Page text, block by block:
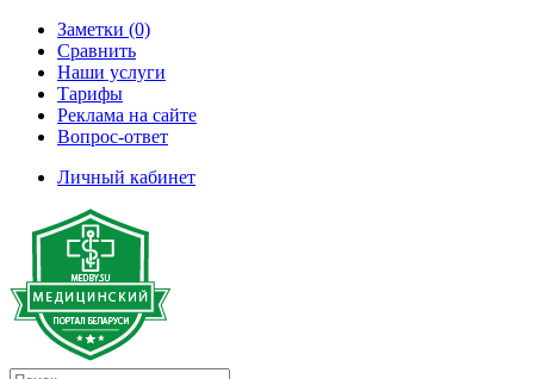
Заметки (0)
Сравнить
Наши услуги
Тарифы
Реклама на сайте
Вопрос-ответ
Личный кабинет